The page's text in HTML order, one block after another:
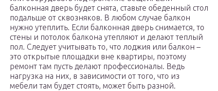
балконная дверь будет снята, ставьте обеденный стол
подальше от сквозняков. В любом случае балкон
нужно утеплить. Если балконная дверь снимается, то
стены и потолок балкона утепляют и делают теплый
пол. Следует учитывать то, что лоджия или балкон –
это открытые площадки вне квартиры, поэтому
ремонт там пусть делают профессионалы. Ведь
нагрузка на них, в зависимости от того, что из
мебели там будет стоять, может быть разной.